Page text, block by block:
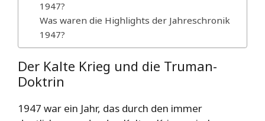
1947?
Was waren die Highlights der Jahreschronik
1947?
Der Kalte Krieg und die Truman-
Doktrin
1947 war ein Jahr, das durch den immer